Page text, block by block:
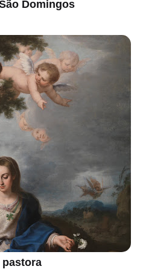
Domingos
pastora